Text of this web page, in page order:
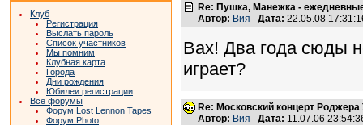
Клуб
Регистрация
Выслать пароль
Список участников
Мы помним
Клубная карта
Города
Дни рождения
Юбилеи регистрации
Все форумы
Форум Lost Lennon Tapes
Форум Photo
Re: Пушка, Манежка -
Автор: Вия Дата: 22.05.08
Вах! Два года сюды
играет?
Re: Московский концерт Роджера
Автор: Вия Дата: 11.07.06